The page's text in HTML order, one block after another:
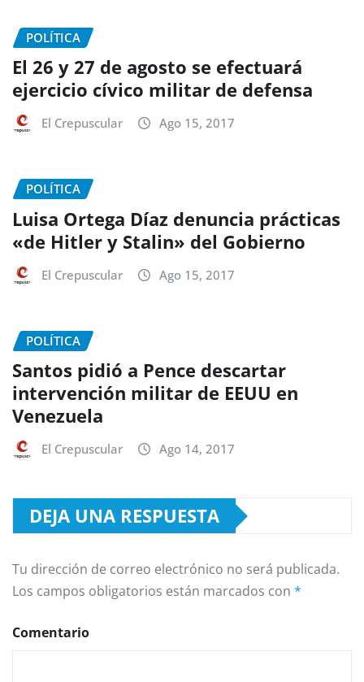
POLÍTICA
El 26 y 27 de agosto se efectuará
ejercicio cívico militar de defensa
El Crepuscular Ago 15, 2017
POLÍTICA
Luisa Ortega Díaz denuncia prácticas
«de Hitler y Stalin» del Gobierno
El Crepuscular Ago 15, 2017
POLÍTICA
Santos pidió a Pence descartar
intervención militar de EEUU en
Venezuela
El Crepuscular Ago 14, 2017
DEJA UNA RESPUESTA
Tu dirección de correo electrónico no será publicada.
Los campos obligatorios están marcados con *
Comentario